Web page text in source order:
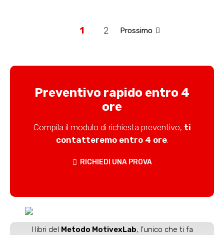
1 2 Prossimo
Preventivo rapido entro 4
ore
Compila il modulo di richiesta preventivo, ti
contatteremo entro 4 ore.
RICHIEDI UNA PROVA
I libri del Metodo MotivexLab, l'unico che ti fa